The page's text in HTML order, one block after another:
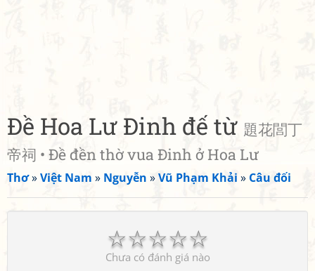
Đề Hoa Lư Đinh đế từ 題花閭丁
帝祠 • Đề đền thờ vua Đinh ở Hoa Lư
Thơ»Việt Nam » Nguyễn »Vũ Phạm Khải » Câu đối
☆
☆
☆
☆
☆
Chưa có đánh giá nào